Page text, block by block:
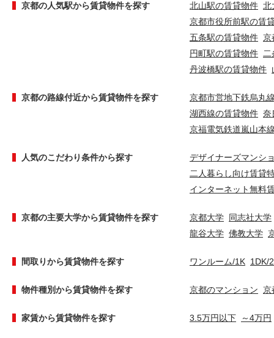
京都の人気駅から賃貸物件を探す 北山駅の賃貸物件 北
京都市役所前駅の賃
五条駅の賃貸物件 京
円町駅の賃貸物件
丹波橋駅の賃貸物件
京都の路線付近から賃貸物件を探す
京都市営地下鉄烏丸
湖西線の賃貸物件 奈
京福電気鉄道嵐山本
人気のこだわり条件から探す
デザイナーズマンシ
二人暮らし向け賃貸
インターネット無料
京都の主要大学から賃貸物件を探す 京都大学 同志社大学
龍谷大学 佛教大学
間取りから賃貸物件を探す ワンルーム/1K 1DK/
物件種別から賃貸物件を探す 京都のマンション 京
家賃から賃貸物件を探す 3.5万円以下 ～4万円